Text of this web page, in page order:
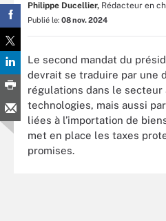
Philippe Ducellier, Rédacteur en
Publié le: 08 nov. 2024
Le second mandat du
devrait se traduire par une
régulations dans le secteur
technologies, mais aussi
liées à l’importation de
met en place les taxes
promises.